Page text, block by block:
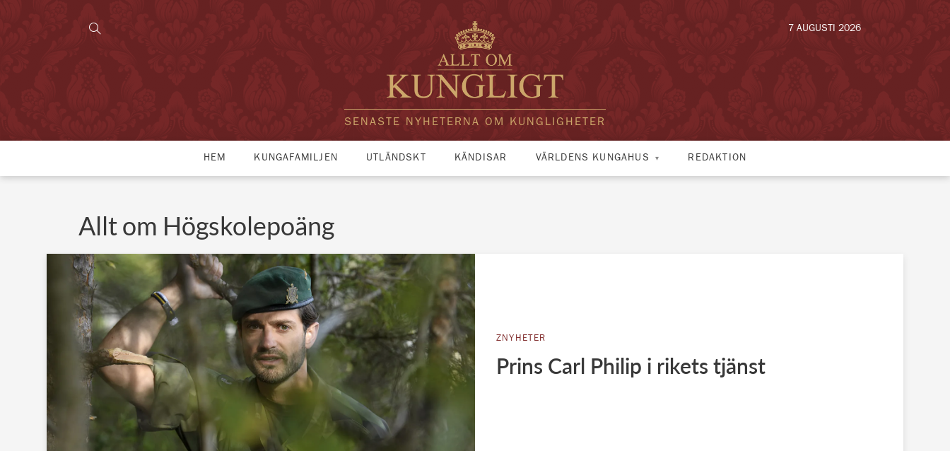
SENASTE NYHETERNA OM KUNGLIGHETER
7 AUGUSTI 2026
HEM KUNGAFAMILJEN UTLÄNDSKT KÄNDISAR VÄRLDENS KUNGAHUS REDAKTION
Allt om Högskolepoäng
ZNYHETER
Prins Carl Philip i rikets tjänst